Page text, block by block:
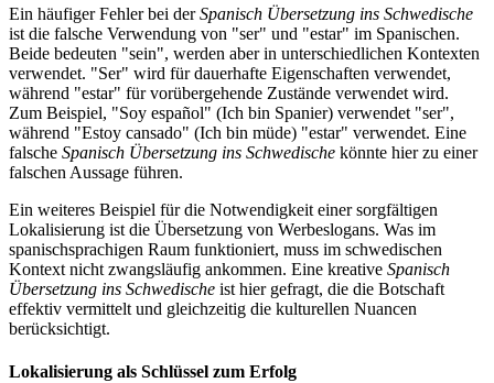
Ein häufiger Fehler bei derSpanisch Übersetzung ins Schwedische
ist die falsche Verwendung von "ser" und "estar" im Spanischen.
Beide bedeuten "sein", werden aber in unterschiedlichen Kontexten
verwendet. "Ser" wird für dauerhafte Eigenschaften verwendet,
während "estar" für vorübergehende Zustände verwendet wird.
Zum Beispiel, "Soy español" (Ich bin Spanier) verwendet "ser",
während "Estoy cansado" (Ich bin müde) "estar" verwendet. Eine
falsche Spanisch Übersetzung ins Schwedische könnte hier zu einer
falschen Aussage führen.
Ein weiteres Beispiel für die Notwendigkeit einer sorgfältigen
Lokalisierung ist die Übersetzung von Werbeslogans. Was im
spanischsprachigen Raum funktioniert, muss im schwedischen
Kontext nicht zwangsläufig ankommen. Eine kreative Spanisch
Übersetzung ins Schwedische ist hier gefragt, die die Botschaft
effektiv vermittelt und gleichzeitig die kulturellen Nuancen
berücksichtigt.
Lokalisierung als Schlüssel zum Erfolg